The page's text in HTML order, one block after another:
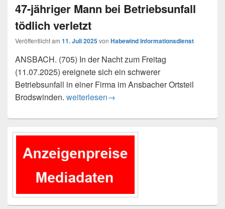
47-jähriger Mann bei Betriebsunfall
tödlich verletzt
Veröffentlicht am 11. Juli 2025von Habewind Informationsdienst
ANSBACH. (705) In der Nacht zum Freitag
(11.07.2025) ereignete sich ein schwerer
Betriebsunfall in einer Firma im Ansbacher Ortsteil
Brodswinden. 47-jähriger Mann bei Betriebsunfall tödlich
weiterlesen→
Primärer
Widgetbereich